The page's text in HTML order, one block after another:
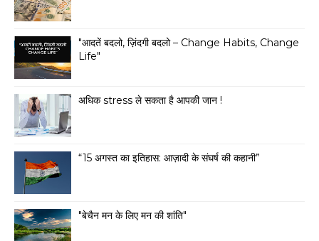
"आदतें बदलो, ज़िंदगी बदलो – Change Habits, Change
Life"
अधिक stress ले सकता है आपकी जान !
“15 अगस्त का इतिहास: आज़ादी के संघर्ष की कहानी”
"बेचैन मन के लिए मन की शांति"